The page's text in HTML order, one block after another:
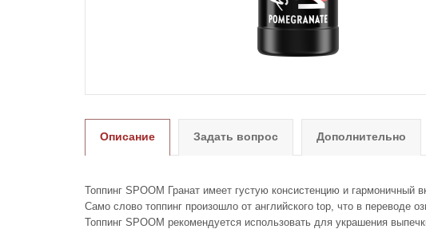
Описание Задать вопрос Дополнительно
Топпинг SPOOM Гранат имеет густую консистенцию и гармоничный
Само слово топпинг произошло от английского top, что в переводе
Топпинг SPOOM рекомендуется использовать для украшения